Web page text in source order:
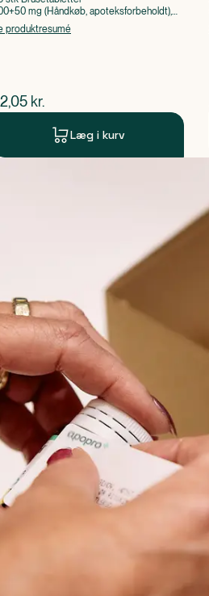
mg (Håndkøb, apoteksforbeholdt),
Caffein
produktresumé
nuværende pris
kr.
Læg i kurv